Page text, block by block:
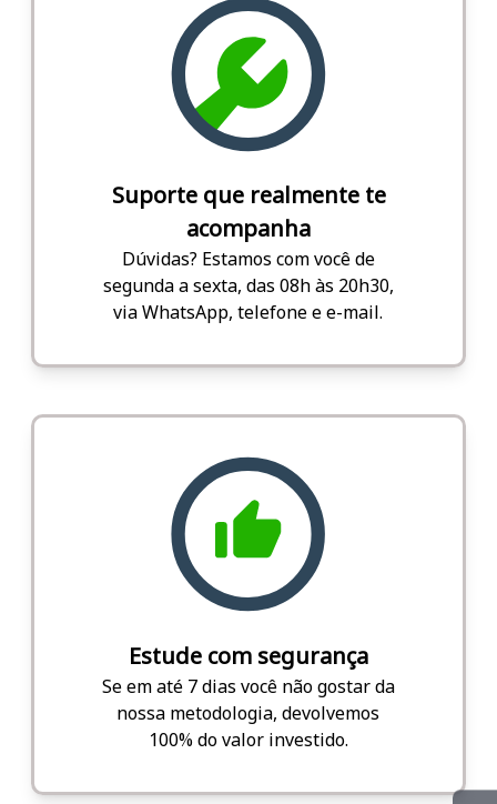
Suporte que realmente te
acompanha
Dúvidas? Estamos com você de
segunda a sexta, das 08h às 20h30,
via WhatsApp, telefone e e-mail.
Estude com segurança
Se em até 7 dias você não gostar da
nossa metodologia, devolvemos
100% do valor investido.